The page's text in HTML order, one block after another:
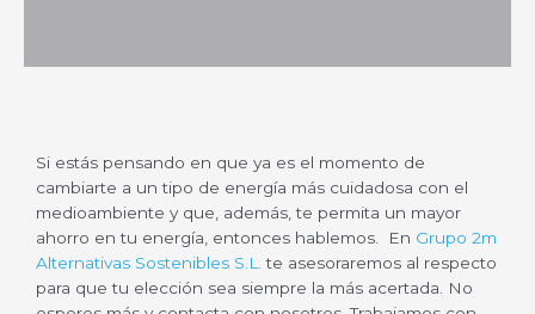
Si estás pensando en que ya es el momento de
cambiarte a un tipo de energía más cuidadosa con el
medioambiente y que, además, te permita un mayor
ahorro en tu energía, entonces hablemos. En Grupo 2m
Alternativas Sostenibles S.L.
te asesoraremos al respecto
para que tu elección sea siempre la más acertada. No